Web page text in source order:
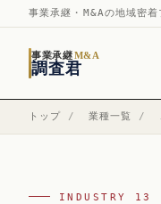
事業承継・M&Aの地域密
事業承継M&A
調査君
トップ / 業種一覧 /
INDUSTRY 13